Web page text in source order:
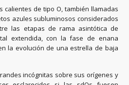
calientes de tipo O, también llamadas
azules subluminosos considerados
las etapas de rama asintótica de
extendida, con la fase de enana
la evolución de una estrella de baja
incógnitas sobre sus orígenes y